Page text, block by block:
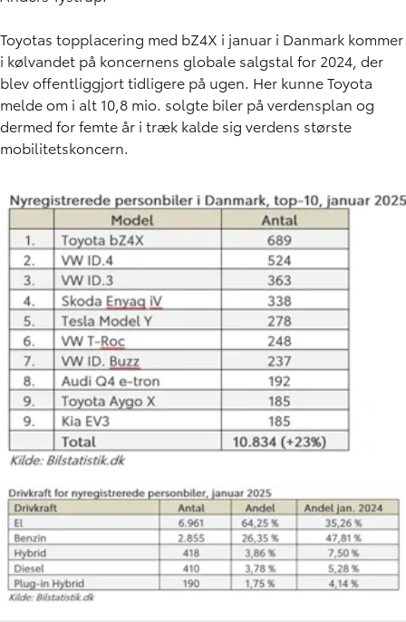
Toyotas topplacering med bZ4X i januar i Danmark kommer
i kølvandet på koncernens globale salgstal for 2024, der
blev offentliggjort tidligere på ugen. Her kunne Toyota
melde om i alt 10,8 mio. solgte biler på verdensplan og
dermed for femte år i træk kalde sig verdens største
mobilitetskoncern.